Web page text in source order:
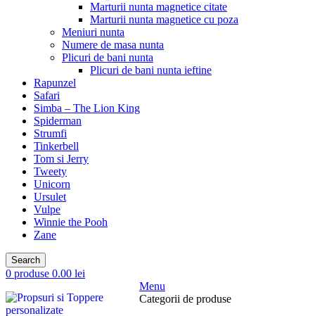
Marturii nunta magnetice citate
Marturii nunta magnetice cu poza
Meniuri nunta
Numere de masa nunta
Plicuri de bani nunta
Plicuri de bani nunta ieftine
Rapunzel
Safari
Simba – The Lion King
Spiderman
Strumfi
Tinkerbell
Tom si Jerry
Tweety
Unicorn
Ursulet
Vulpe
Winnie the Pooh
Zane
Search
0 produse 0.00 lei
Menu
Categorii de produse